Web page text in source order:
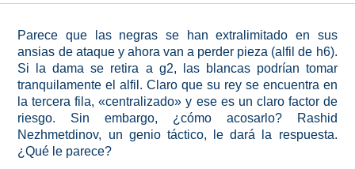
Parece que las negras se han extralimitado en sus
ansias de ataque y ahora van a perder pieza (alfil de h6).
Si la dama se retira a g2, las blancas podrían tomar
tranquilamente el alfil. Claro que su rey se encuentra en
la tercera fila, «centralizado» y ese es un claro factor de
riesgo. Sin embargo, ¿cómo acosarlo? Rashid
Nezhmetdinov, un genio táctico, le dará la respuesta.
¿Qué le parece?